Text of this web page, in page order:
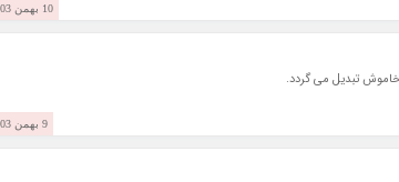
10 بهمن 1403
تبدیل می گردد.
9 بهمن 1403